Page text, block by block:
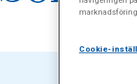
Cookie-